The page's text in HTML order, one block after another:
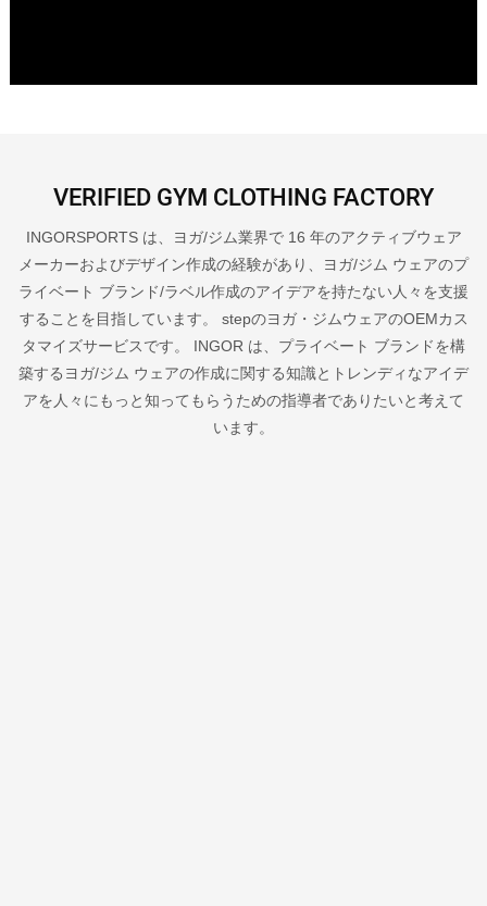
VERIFIED GYM CLOTHING FACTORY
INGORSPORTS は、ヨガ/ジム業界で 16 年のアクティブウェア
メーカーおよびデザイン作成の経験があり、ヨガ/ジム ウェアのプ
ライベート ブランド/ラベル作成のアイデアを持たない人々を支援
することを目指しています。 stepのヨガ・ジムウェアのOEMカス
タマイズサービスです。 INGOR は、プライベート ブランドを構
築するヨガ/ジム ウェアの作成に関する知識とトレンディなアイデ
アを人々にもっと知ってもらうための指導者でありたいと考えて
います。